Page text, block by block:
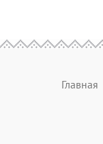
Главная